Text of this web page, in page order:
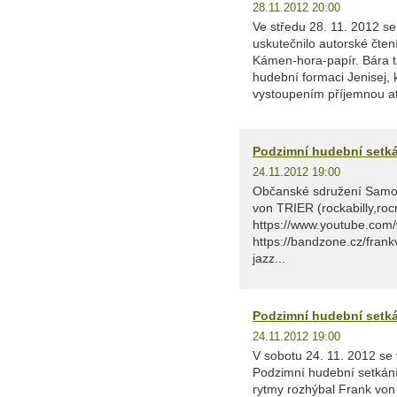
28.11.2012 20:00
Ve středu 28. 11. 2012
uskutečnilo autorské
Kámen-hora-papír. Bára
hudební formaci Jenisej,
vystoupením příjemnou
Podzimní hudební
24.11.2012 19:00
Občanské sdružení
von TRIER
https://
https://bandzone.cz/
jazz...
Podzimní hudební
24.11.2012 19:00
V sobotu 24. 11. 2012
Podzimní hudební
rytmy rozhýbal Frank